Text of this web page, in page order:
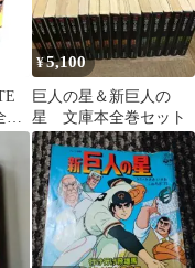
¥5,100
巨人の星＆新巨人の
星 文庫本全巻セット